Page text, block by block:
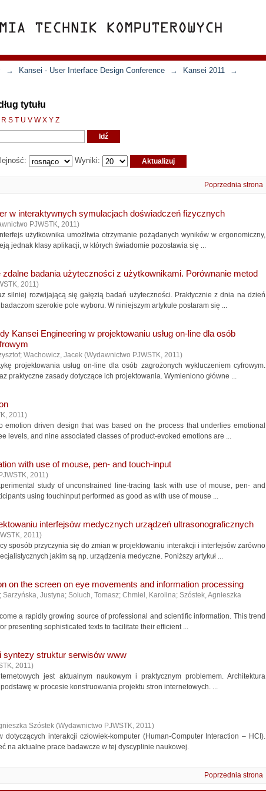
→ Kansei - User Interface Design Conference → Kansei 2011
→
tytułu
R S T U V W X Y Z
Wyniki:
Poprzednia strona
w interaktywnych symulacjach doświadczeń fizycznych
PJWSTK, 2011)
użytkownika umożliwia otrzymanie pożądanych wyników w ergonomiczny,
jednak klasy aplikacji, w których świadomie pozostawia się ...
badania użyteczności z użytkownikami. Porównanie metod
, 2011)
silniej rozwijającą się gałęzią badań użyteczności. Praktycznie z dnia na dzień
szerokie pole wyboru. W niniejszym artykule postaram się ...
Kansei Engineering w projektowaniu usług on-line dla osób
; Wachowicz, Jacek (Wydawnictwo PJWSTK, 2011)
projektowania usług on-line dla osób zagrożonych wykluczeniem cyfrowym.
praktyczne zasady dotyczące ich projektowania. Wymieniono główne ...
, 2011)
emotion driven design that was based on the process that underlies emotional
levels, and nine associated classes of product-evoked emotions are ...
with use of mouse, pen- and touch-input
, 2011)
study of unconstrained line-tracing task with use of mouse, pen- and
using touchinput performed as good as with use of mouse ...
interfejsów medycznych urządzeń ultrasonograficznych
, 2011)
sposób przyczynia się do zmian w projektowaniu interakcji i interfejsów zarówno
jakim są np. urządzenia medyczne. Poniższy artykuł ...
on the screen on eye movements and information processing
; Sarzyńska, Justyna; Soluch, Tomasz; Chmiel, Karolina; Szóstek, Agnieszka
a rapidly growing source of professional and scientific information. This trend
presenting sophisticated texts to facilitate their efficient ...
syntezy struktur serwisów www
, 2011)
jest aktualnym naukowym i praktycznym problemem. Architektura
w procesie konstruowania projektu stron internetowych. ...
Szóstek (Wydawnictwo PJWSTK, 2011)
dotyczących interakcji człowiek-komputer (Human-Computer Interaction – HCI).
na aktualne prace badawcze w tej dyscyplinie naukowej.
Poprzednia strona